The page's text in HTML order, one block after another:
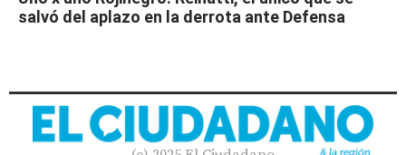
salvó del aplazo en la derrota ante Defensa